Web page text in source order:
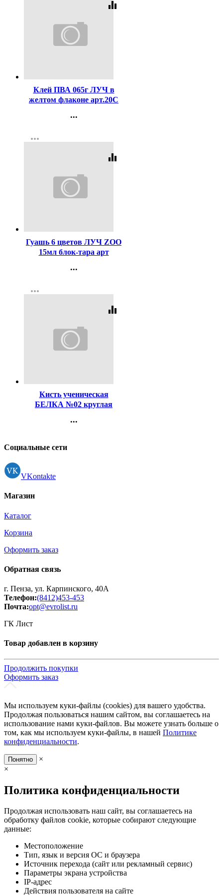
equalizer
Клей ПВА 065г ЛУЧ в
желтом флаконе арт.20С
...
Регистрация
more_horiz
equalizer
Гуашь 6 цветов ЛУЧ ZOO
15мл блок-тара арт
...
Регистрация
more_horiz
equalizer
Кисть ученическая
БЕЛКА №02 круглая
...
Регистрация
Социальные сети
VKontakte
Магазин
Каталог
Корзина
Оформить заказ
Обратная связь
г. Пенза, ул. Карпинского, 40А
Телефон:(8412)453-453
Почта:opt@evrolist.ru
ГК Лист
Товар добавлен в корзину
Продолжить покупки
Оформить заказ
Мы используем куки-файлы (cookies) для вашего удобства.
Продолжая пользоваться нашим сайтом, вы соглашаетесь на
использование нами куки-файлов. Вы можете узнать больше о
том, как мы используем куки-файлы, в нашей Политике
конфиденциальности.
Понятно
×
×
Политика конфиденциальности
Продолжая использовать наш сайт, вы соглашаетесь на
обработку файлов cookie, которые собирают следующие
данные:
Местоположение
Тип, язык и версия ОС и браузера
Источник перехода (сайт или рекламный сервис)
Параметры экрана устройства
IP-адрес
Действия пользователя на сайте